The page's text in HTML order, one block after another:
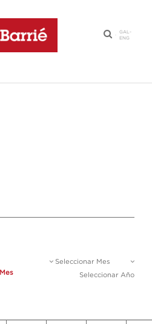
·
GAL-
ENG
Mes
Seleccionar Mes
Seleccionar Año